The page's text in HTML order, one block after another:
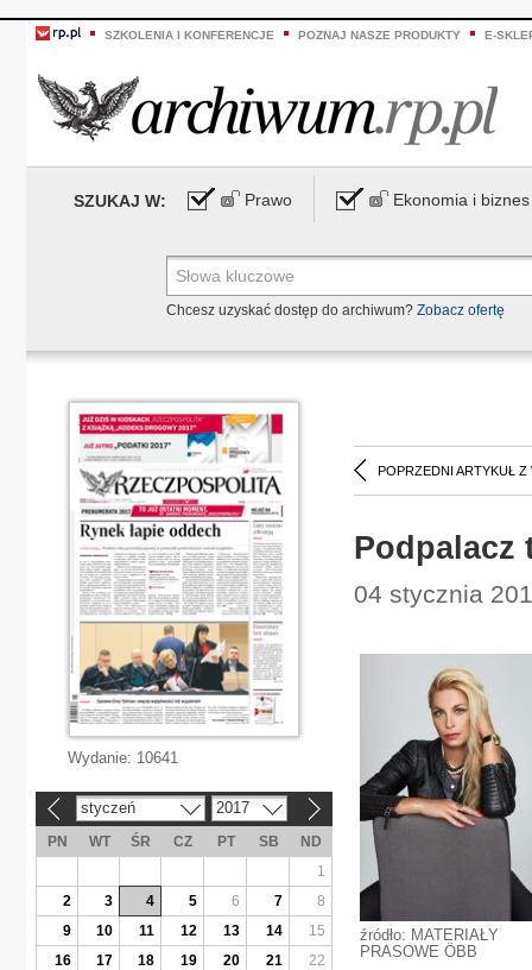
SZKOLENIA I KONFERENCJE POZNAJ NASZE PRODUKTY E-
SZUKAJ W: Prawo Ekonomia i biznes
Chcesz uzyskać dostęp do archiwum? Zobacz ofertę
POPRZEDNI ARTYKUŁ Z
Podpalacz
04 stycznia
źródło: MATERIAŁY
PRASOWE ÖBB
Wydanie: 10641
styczeń 2017
PN WT ŚR CZ PT SB
ND
1
2
3 4 5 6 7
8
9
10 11 12 13 14
15
16
17 18 19 20 21
22